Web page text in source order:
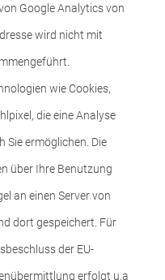
Google Analytics von
wird nicht mit
wie Cookies,
die eine Analyse
Sie ermöglichen. Die
über Ihre Benutzung
an einen Server von
dort gespeichert. Für
der EU-
erfolgt u.a